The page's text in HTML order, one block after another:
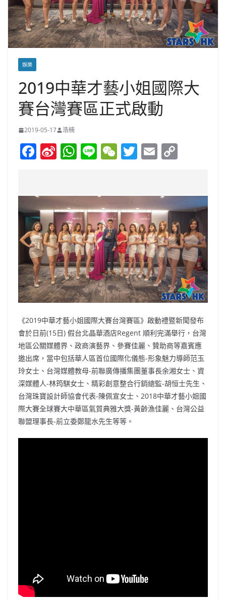
娛樂
2019中華才藝小姐國際大
賽台灣賽區正式啟動
2019-05-17 浩楠
F
e
b
o
o
k
Si
W
ei
b
o
W
s
A
p
p
Li W
h
at
T
er
E
l y
Li
n
k
《2019中華才藝小姐國際大賽台灣賽區》啟動禮暨新聞發布
會於日前(15日) 假台北晶華酒店Regent 順利完滿舉行，台灣
地區公關媒體界、政商演藝界、參賽佳麗、贊助商等嘉賓應
邀出席，當中包括華人區首位國際化儀態-形象魅力導師范玉
玲女士、台灣媒體教母-前聯廣傳播集團董事長余湘女士、資
深媒體人-林筠騏女士、精彩創意整合行銷總監-胡恒士先生、
台灣珠寶設計師協會代表-陳佩宣女士、2018中華才藝小姐國
際大賽全球賽大中華區氣質典雅大獎-黃齡漁佳麗、台灣公益
聯盟理事長-前立委鄭龍水先生等等。